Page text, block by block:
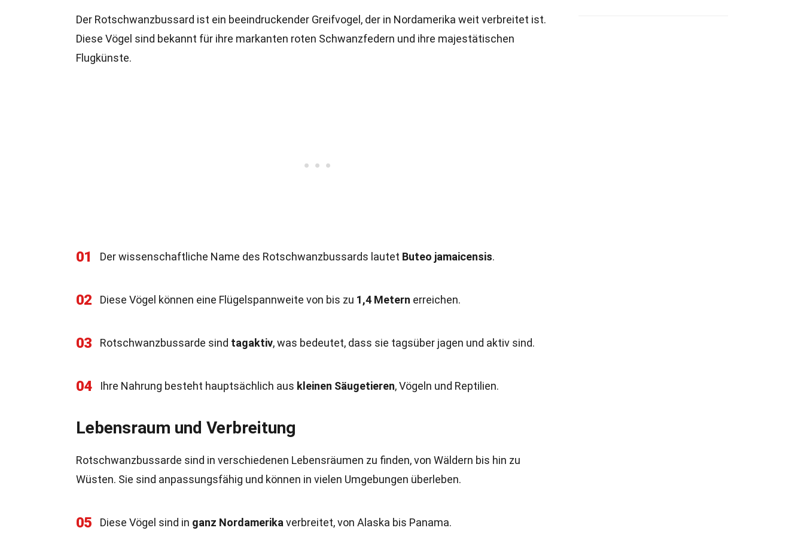
Der Rotschwanzbussard ist ein beeindruckender Greifvogel, der in Nordamerika weit verbreitet ist.
Diese Vögel sind bekannt für ihre markanten roten Schwanzfedern und ihre majestätischen
Flugkünste.
01 Der wissenschaftliche Name des Rotschwanzbussards lautet Buteo jamaicensis.
02 Diese Vögel können eine Flügelspannweite von bis zu 1,4 Metern erreichen.
03 Rotschwanzbussarde sind tagaktiv, was bedeutet, dass sie tagsüber jagen und aktiv sind.
04 Ihre Nahrung besteht hauptsächlich aus kleinen Säugetieren, Vögeln und Reptilien.
Lebensraum und Verbreitung
Rotschwanzbussarde sind in verschiedenen Lebensräumen zu finden, von Wäldern bis hin zu
Wüsten. Sie sind anpassungsfähig und können in vielen Umgebungen überleben.
05 Diese Vögel sind in ganz Nordamerika verbreitet, von Alaska bis Panama.